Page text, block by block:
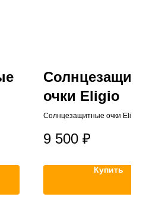
очки Eligio
Солнцезащитные очки Eligio
9 500 ₽
Купить